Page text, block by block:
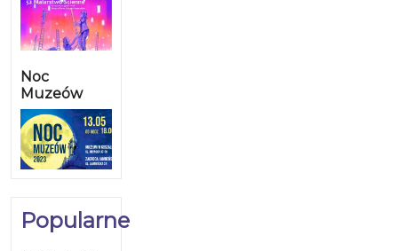
Noc
Muzeów
Popularne